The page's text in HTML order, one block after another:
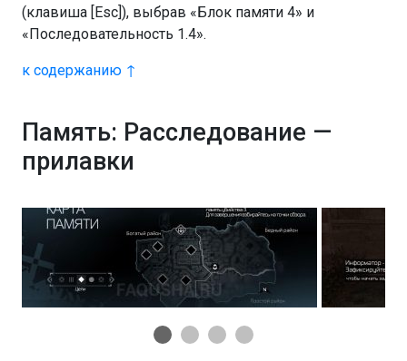
(клавиша [Esc]), выбрав «Блок памяти 4» и
«Последовательность 1.4».
к содержанию ↑
Память: Расследование —
прилавки